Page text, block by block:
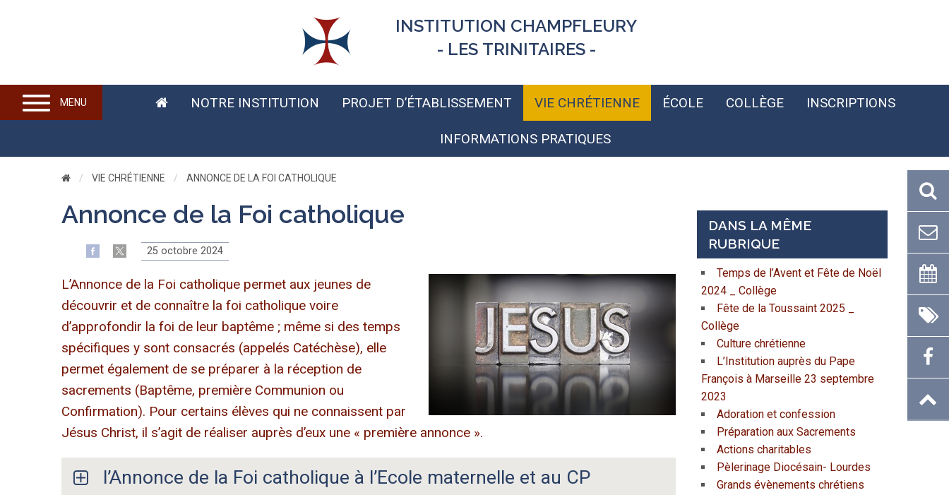
INSTITUTION CHAMPFLEURY
- LES TRINITAIRES -
MENU NOTRE INSTITUTION PROJET D’ÉTABLISSEMENT VIE CHRÉTIENNE ÉCOLE COLLÈGE INSCRIPTIONS
INFORMATIONS PRATIQUES
VIE CHRÉTIENNE CURRENT:
ANNONCE DE LA FOI CATHOLIQUE
Annonce de la Foi catholique
25 octobre 2024
L’Annonce de la Foi catholique permet aux jeunes de
découvrir et de connaître la foi catholique voire
d’approfondir la foi de leur baptême ; même si des temps
spécifiques y sont consacrés (appelés Catéchèse), elle
permet également de se préparer à la réception de
sacrements (Baptême, première Communion ou
Confirmation). Pour certains élèves qui ne connaissent par
Jésus Christ, il s’agit de réaliser auprès d’eux une « première annonce ».
l’Annonce de la Foi catholique à l’Ecole maternelle et au CP
DANS LA MÊME
RUBRIQUE
Temps de l’Avent et Fête de Noël
2024 _ Collège
Fête de la Toussaint 2025 _
Collège
Culture chrétienne
L’Institution auprès du Pape
François à Marseille 23 septembre
2023
Adoration et confession
Préparation aux Sacrements
Actions charitables
Pèlerinage Diocésain- Lourdes
Grands évènements chrétiens